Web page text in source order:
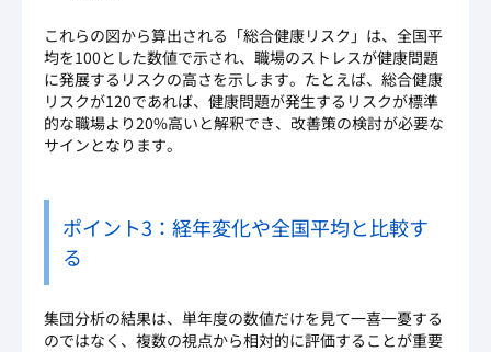
これらの図から算出される「総合健康リスク」は、全国平
均を100とした数値で示され、職場のストレスが健康問題
に発展するリスクの高さを示します。たとえば、総合健康
リスクが120であれば、健康問題が発生するリスクが標準
的な職場より20%高いと解釈でき、改善策の検討が必要な
サインとなります。
ポイント3：経年変化や全国平均と比較す
る
集団分析の結果は、単年度の数値だけを見て一喜一憂する
のではなく、複数の視点から相対的に評価することが重要